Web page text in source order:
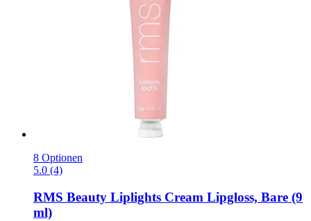
8 Optionen
5.0 (4)
RMS Beauty Liplights Cream Lipgloss, Bare (9
ml)